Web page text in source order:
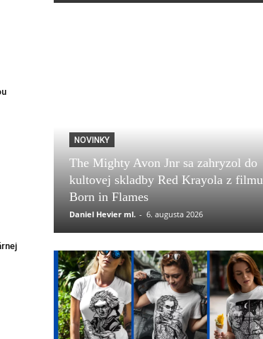
NOVINKY
The Mighty Avon Jnr sa zahryzol do
kultovej skladby Red Krayola z filmu
Born in Flames
Daniel Hevier ml. - 6. augusta 2026